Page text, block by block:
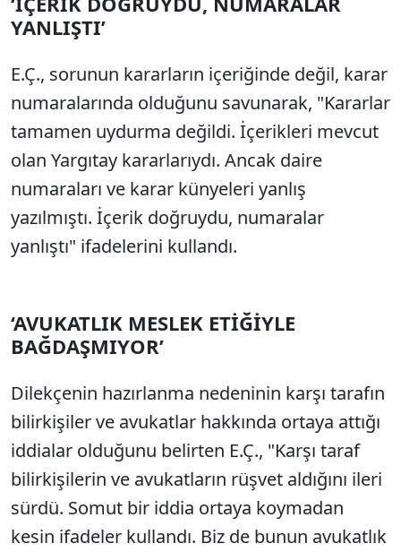
YANLIŞTI’
E.Ç., sorunun kararların içeriğinde değil, karar
numaralarında olduğunu savunarak, "Kararlar
tamamen uydurma değildi. İçerikleri mevcut
olan Yargıtay kararlarıydı. Ancak daire
numaraları ve karar künyeleri yanlış
yazılmıştı. İçerik doğruydu, numaralar
yanlıştı" ifadelerini kullandı.
‘AVUKATLIK MESLEK ETİĞİYLE
BAĞDAŞMIYOR’
Dilekçenin hazırlanma nedeninin karşı tarafın
bilirkişiler ve avukatlar hakkında ortaya attığı
iddialar olduğunu belirten E.Ç., "Karşı taraf
bilirkişilerin ve avukatların rüşvet aldığını ileri
sürdü. Somut bir iddia ortaya koymadan
kesin ifadeler kullandı. Biz de bunun avukatlık